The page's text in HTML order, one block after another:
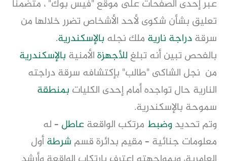
عبر إحدى الصفحات على موقع "فيس بوك" ، متضمناً
تعليق بشأن شكوى لأحد الأشخاص تضرر خلالها من
سرقةدراجة نارية ملك نجله بالإسكندرية.
بالفحص تبين أنه تبلغللأجهزةالأمنية بالإسكندرية
من نجل الشاكى "طالب" بإكتشافه سرقة دراجته
النارية حال تواجده أمام إحدى الكليات بمنطقة
سموحة بالإسكندرية.
وتم تحديدوضبط مرتكب الواقعةعاطل – له
معلومات جنائية – مقيم بدائرة قسم شرطةأول